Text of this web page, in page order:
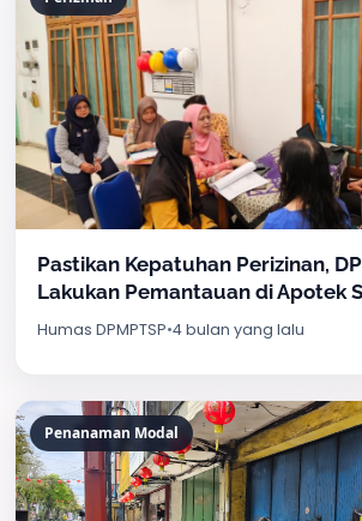
Pastikan Kepatuhan Perizinan,
Lakukan Pemantauan di Apotek
Humas DPMPTSP•4 bulan yang lalu
Penanaman Modal